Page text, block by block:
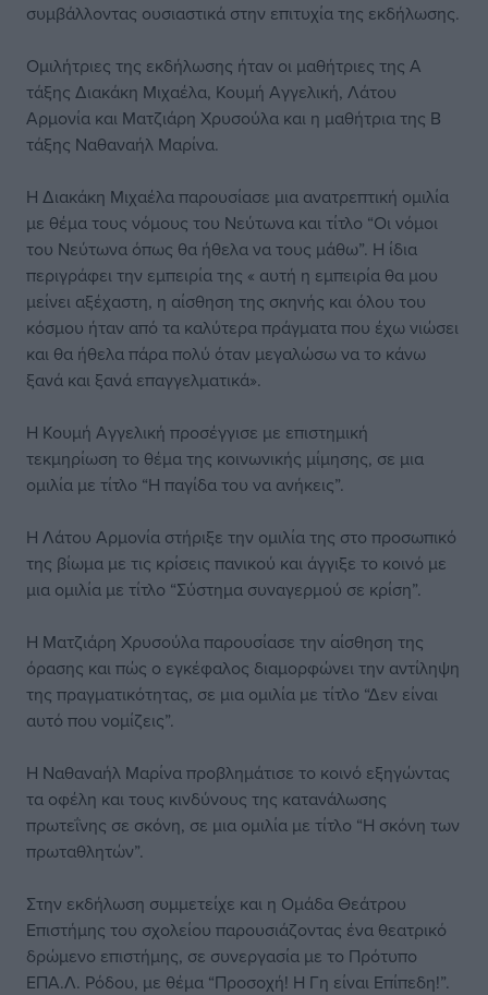
συμβάλλοντας ουσιαστικά στην επιτυχία της εκδήλωσης.
Ομιλήτριες της εκδήλωσης ήταν οι μαθήτριες της Α
τάξης Διακάκη Μιχαέλα, Κουμή Αγγελική, Λάτου
Αρμονία και Ματζιάρη Χρυσούλα και η μαθήτρια της Β
τάξης Ναθαναήλ Μαρίνα.
Η Διακάκη Μιχαέλα παρουσίασε μια ανατρεπτική ομιλία
με θέμα τους νόμους του Νεύτωνα και τίτλο “Οι νόμοι
του Νεύτωνα όπως θα ήθελα να τους μάθω”. Η ίδια
περιγράφει την εμπειρία της « αυτή η εμπειρία θα μου
μείνει αξέχαστη, η αίσθηση της σκηνής και όλου του
κόσμου ήταν από τα καλύτερα πράγματα που έχω νιώσει
και θα ήθελα πάρα πολύ όταν μεγαλώσω να το κάνω
ξανά και ξανά επαγγελματικά».
Η Κουμή Αγγελική προσέγγισε με επιστημική
τεκμηρίωση το θέμα της κοινωνικής μίμησης, σε μια
ομιλία με τίτλο “Η παγίδα του να ανήκεις”.
Η Λάτου Αρμονία στήριξε την ομιλία της στο προσωπικό
της βίωμα με τις κρίσεις πανικού και άγγιξε το κοινό με
μια ομιλία με τίτλο “Σύστημα συναγερμού σε κρίση”.
Η Ματζιάρη Χρυσούλα παρουσίασε την αίσθηση της
όρασης και πώς ο εγκέφαλος διαμορφώνει την αντίληψη
της πραγματικότητας, σε μια ομιλία με τίτλο “Δεν είναι
αυτό που νομίζεις”.
Η Ναθαναήλ Μαρίνα προβλημάτισε το κοινό εξηγώντας
τα οφέλη και τους κινδύνους της κατανάλωσης
πρωτεΐνης σε σκόνη, σε μια ομιλία με τίτλο “Η σκόνη των
πρωταθλητών”.
Στην εκδήλωση συμμετείχε και η Ομάδα Θεάτρου
Επιστήμης του σχολείου παρουσιάζοντας ένα θεατρικό
δρώμενο επιστήμης, σε συνεργασία με το Πρότυπο
ΕΠΑ.Λ. Ρόδου, με θέμα “Προσοχή! Η Γη είναι Επίπεδη!”.